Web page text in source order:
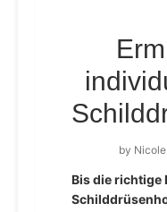
by
Bis die richtige